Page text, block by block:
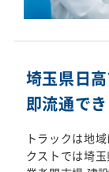
埼玉県日
即流通で
トラックは地
クストでは埼